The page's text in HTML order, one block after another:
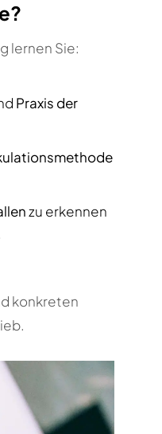
lernen Sie:
Praxis der
zu erkennen
konkreten